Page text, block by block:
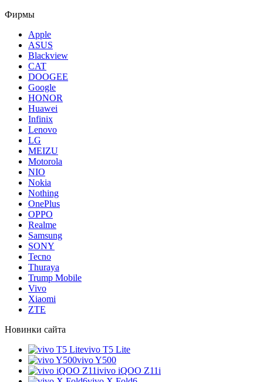
Фирмы
Apple
ASUS
Blackview
CAT
DOOGEE
Google
HONOR
Huawei
Infinix
Lenovo
LG
MEIZU
Motorola
NIO
Nokia
Nothing
OnePlus
OPPO
Realme
Samsung
SONY
Tecno
Thuraya
Trump Mobile
Vivo
Xiaomi
ZTE
Новинки сайта
vivo T5 Lite
vivo Y500
vivo iQOO Z11i